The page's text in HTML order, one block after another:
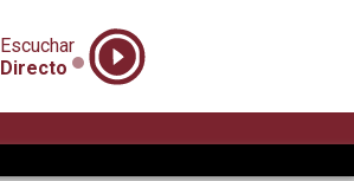
Escuchar
Directo